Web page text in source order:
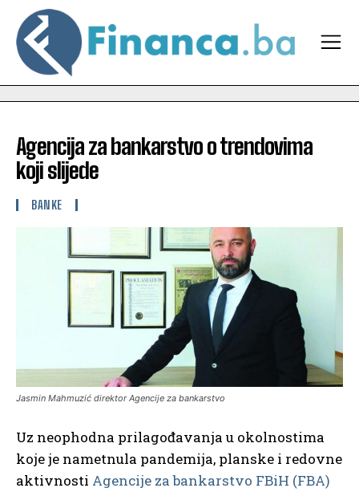
Agencija za bankarstvo o trendovima
koji slijede
BANKE
Jasmin Mahmuzić direktor Agencije za bankarstvo
Uz neophodna prilagođavanja u okolnostima
koje je nametnula pandemija, planske i redovne
aktivnosti Agencije za bankarstvo FBiH (FBA)